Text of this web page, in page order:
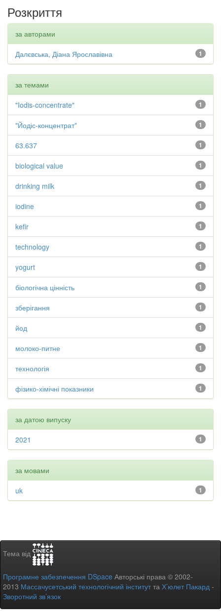
Розкриття
за авторами
1
Далєвська, Діана Ярославівна
за темами
1
"Iodis-concentrate"
1
"Йодіс-концентрат"
1
63.637
1
biological value
1
drinking milk
1
iodine
1
kefir
1
technology
1
yogurt
1
біологічна цінність
1
зберігання
1
йод
1
молоко-питне
1
технологія
1
фізико-хімічні показники
за датою випуску
1
2021
за мовами
1
uk
Тема від
Програмне забезпечення DSpace Авторські права © 2002-
2013 Массачусетський технологічний інститутта Х’юлет Пакард -
Зворотний зв’язок